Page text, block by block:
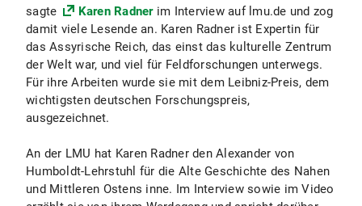
sagte
Karen Radnerim Interview auf lmu.de und zog
damit viele Lesende an. Karen Radner ist Expertin für
das Assyrische Reich, das einst das kulturelle Zentrum
der Welt war, und viel für Feldforschungen unterwegs.
Für ihre Arbeiten wurde sie mit dem Leibniz-Preis, dem
wichtigsten deutschen Forschungspreis,
ausgezeichnet.
An der LMU hat Karen Radner den Alexander von
Humboldt-Lehrstuhl für die Alte Geschichte des Nahen
und Mittleren Ostens inne. Im Interview sowie im Video